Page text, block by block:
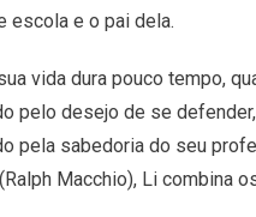
A
29
De
Maio
escola e o pai dela.
vida dura pouco tempo,
pelo desejo de se
pela sabedoria do seu
Macchio), Li combina